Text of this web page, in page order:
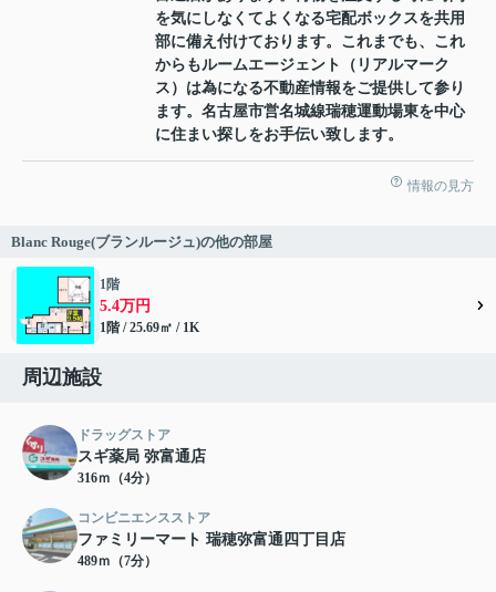
を気にしなくてよくなる宅配ボックスを共用
部に備え付けております。これまでも、これ
からもルームエージェント（リアルマーク
ス）は為になる不動産情報をご提供して参り
ます。名古屋市営名城線瑞穂運動場東を中心
に住まい探しをお手伝い致します。
情報の見方
Blanc Rouge(ブランルージュ)の他の部屋
1階
5.4万円
1階 / 25.69㎡ / 1K
周辺施設
ドラッグストア
スギ薬局 弥富通店
316ｍ（4分）
コンビニエンスストア
ファミリーマート 瑞穂弥富通四丁目店
489ｍ（7分）